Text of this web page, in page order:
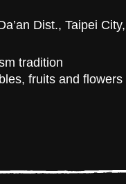
Dist., Taipei
tradition
fruits and